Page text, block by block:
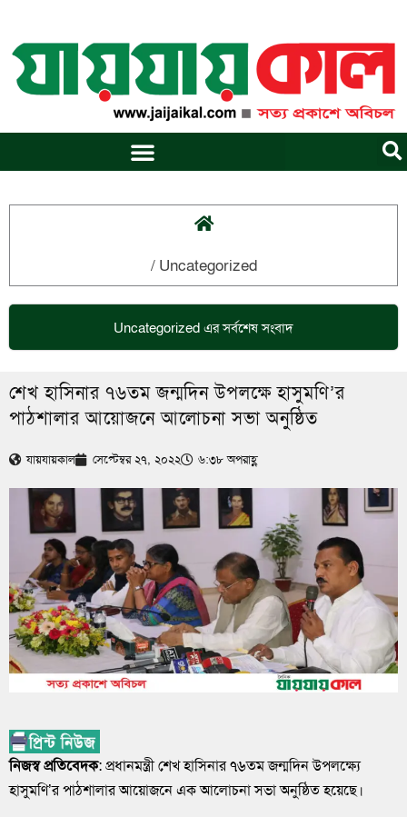
content
/ Uncategorized
Uncategorized এর সর্বশেষ সংবাদ
শেখ হাসিনার ৭৬তম জন্মদিন উপলক্ষে হাসুমণি’র
পাঠশালার আয়োজনে আলোচনা সভা অনুষ্ঠিত
যায়যায়কাল সেপ্টেম্বর ২৭, ২০২২ ৬:৩৮ অপরাহ্ণ
নিজস্ব প্রতিবেদক: প্রধানমন্ত্রী শেখ হাসিনার ৭৬তম জন্মদিন উপলক্ষ্যে
হাসুমণি’র পাঠশালার আয়োজনে এক আলোচনা সভা অনুষ্ঠিত হয়েছে।